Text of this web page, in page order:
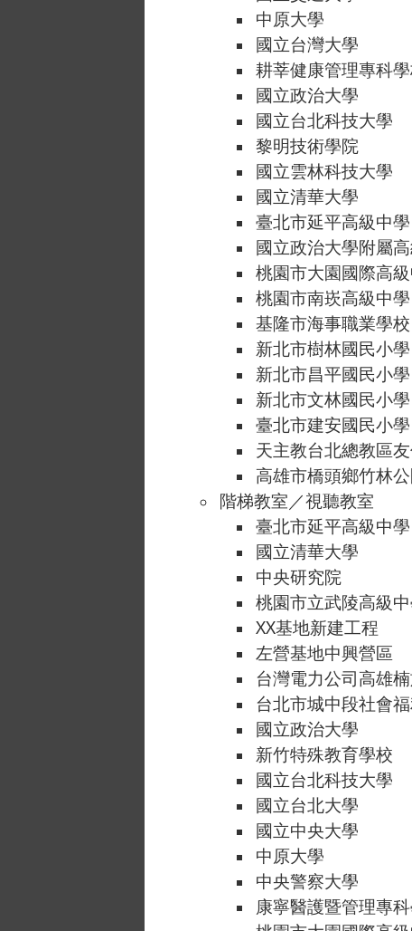
中原大學
國立台灣大學
耕莘健康管理專科
國立政治大學
國立台北科技大學
黎明技術學院
國立雲林科技大學
國立清華大學
臺北市延平高級中學
國立政治大學附屬
桃園市大園國際高
桃園市南崁高級中學
基隆市海事職業學校
新北市樹林國民小學
新北市昌平國民小學
新北市文林國民小學
臺北市建安國民小學
天主教台北總教區
高雄市橋頭鄉竹林
階梯教室／視聽教室
臺北市延平高級中學
國立清華大學
中央研究院
桃園市立武陵高級
XX基地新建工程
左營基地中興營區
台灣電力公司高雄
台北市城中段社會
國立政治大學
新竹特殊教育學校
國立台北科技大學
國立台北大學
國立中央大學
中原大學
中央警察大學
康寧醫護暨管理專